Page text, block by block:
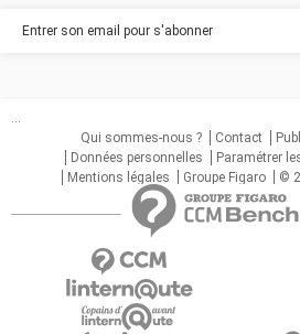
...
Qui sommes-nous ?
Contact
Données personnelles
Paramétrer
Mentions légales
Groupe Figaro ©